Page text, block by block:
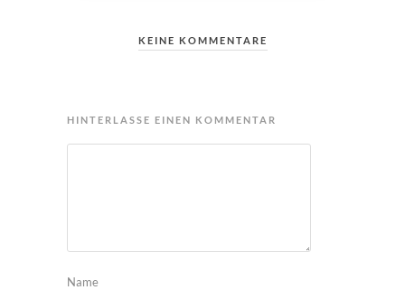
KEINE KOMMENTARE
HINTERLASSE EINEN KOMMENTAR
Name